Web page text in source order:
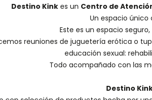
Destino Kink es un Centro de
Un espacio único
Este es un espacio
reuniones de juguetería erótica o
educación sexual:
Todo acompañado con las
Destino